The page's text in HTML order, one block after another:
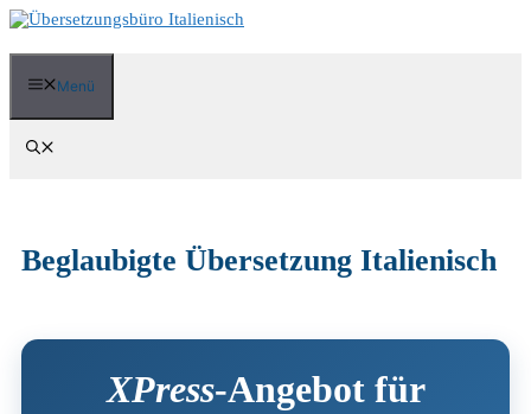
Zum
springen
Menü
Beglaubigte Übersetzung Italienisch
XPress-Angebot für